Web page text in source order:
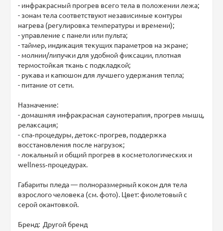
- инфракрасный прогрев всего тела в положении лежа;
- зонам тела соответствуют независимые контуры
нагрева (регулировка температуры и времени);
- управление с панели или пульта;
- таймер, индикация текущих параметров на экране;
- молнии/липучки для удобной фиксации, плотная
термостойкая ткань с подкладкой;
- рукава и капюшон для лучшего удержания тепла;
- питание от сети.
Назначение:
- домашняя инфракрасная саунотерапия, прогрев мышц,
релаксация;
- спа‑процедуры, детокс‑прогрев, поддержка
восстановления после нагрузок;
- локальный и общий прогрев в косметологических и
wellness‑процедурах.
Габариты пледа — полноразмерный кокон для тела
взрослого человека (см. фото). Цвет: фиолетовый с
серой окантовкой.
Бренд: Другой бренд